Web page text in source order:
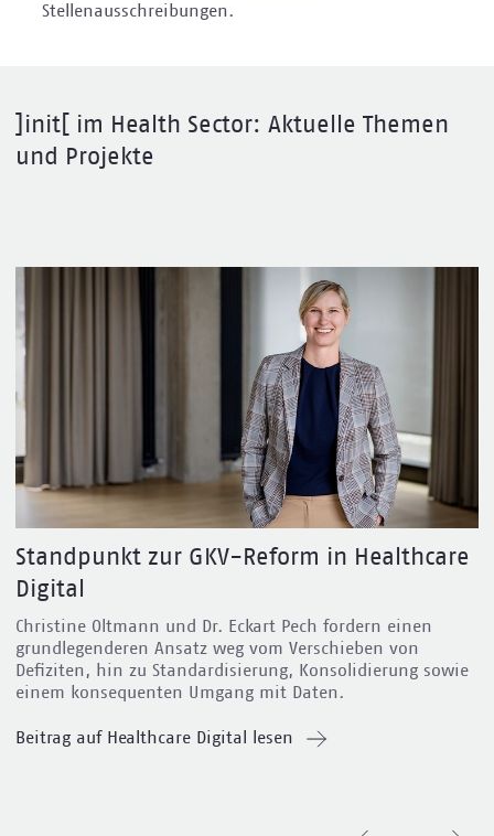
Stellenausschreibungen.
]init[ im Health Sector: Aktuelle Themen
und Projekte
Standpunkt zur GKV-Reform in Healthcare
Digital
Christine Oltmann und Dr. Eckart Pech fordern einen
grundlegenderen Ansatz weg vom Verschieben von
Defiziten, hin zu Standardisierung, Konsolidierung sowie
einem konsequenten Umgang mit Daten.
Beitrag auf Healthcare Digital lesen